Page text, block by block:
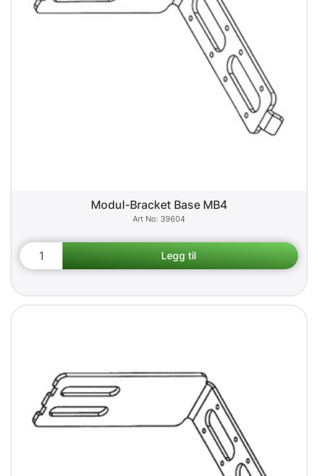
Modul-Bracket Base MB4
39604